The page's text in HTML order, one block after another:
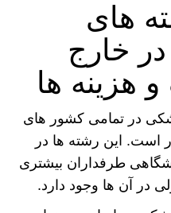
های
خارج
هزینه ها
در تمامی کشور های
است. این رشته ها در
طرفداران بیشتری
در آن ها وجود دارد‌.